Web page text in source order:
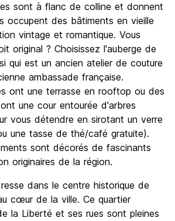
sont à flanc de colline et donnent
occupent des bâtiments en vieille
vintage et romantique. Vous
original ? Choisissez l'auberge de
qui est un ancien atelier de couture
ambassade française.
ont une terrasse en rooftop ou des
une cour entourée d'arbres
vous détendre en sirotant un verre
une tasse de thé/café gratuite).
sont décorés de fascinants
originaires de la région.
dans le centre historique de
cœur de la ville. Ce quartier
la Liberté et ses rues sont pleines